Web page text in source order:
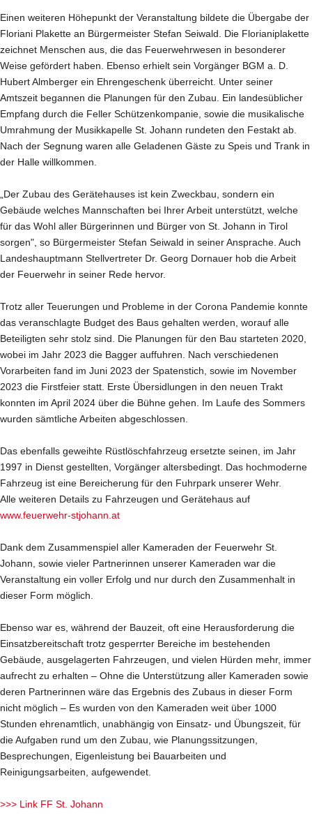
Einen weiteren Höhepunkt der Veranstaltung bildete die Übergabe der
Floriani Plakette an Bürgermeister Stefan Seiwald. Die Florianiplakette
zeichnet Menschen aus, die das Feuerwehrwesen in besonderer
Weise gefördert haben. Ebenso erhielt sein Vorgänger BGM a. D.
Hubert Almberger ein Ehrengeschenk überreicht. Unter seiner
Amtszeit begannen die Planungen für den Zubau. Ein landesüblicher
Empfang durch die Feller Schützenkompanie, sowie die musikalische
Umrahmung der Musikkapelle St. Johann rundeten den Festakt ab.
Nach der Segnung waren alle Geladenen Gäste zu Speis und Trank in
der Halle willkommen.
„Der Zubau des Gerätehauses ist kein Zweckbau, sondern ein
Gebäude welches Mannschaften bei Ihrer Arbeit unterstützt, welche
für das Wohl aller Bürgerinnen und Bürger von St. Johann in Tirol
sorgen", so Bürgermeister Stefan Seiwald in seiner Ansprache. Auch
Landeshauptmann Stellvertreter Dr. Georg Dornauer hob die Arbeit
der Feuerwehr in seiner Rede hervor.
Trotz aller Teuerungen und Probleme in der Corona Pandemie konnte
das veranschlagte Budget des Baus gehalten werden, worauf alle
Beteiligten sehr stolz sind. Die Planungen für den Bau starteten 2020,
wobei im Jahr 2023 die Bagger auffuhren. Nach verschiedenen
Vorarbeiten fand im Juni 2023 der Spatenstich, sowie im November
2023 die Firstfeier statt. Erste Übersidlungen in den neuen Trakt
konnten im April 2024 über die Bühne gehen. Im Laufe des Sommers
wurden sämtliche Arbeiten abgeschlossen.
Das ebenfalls geweihte Rüstlöschfahrzeug ersetzte seinen, im Jahr
1997 in Dienst gestellten, Vorgänger altersbedingt. Das hochmoderne
Fahrzeug ist eine Bereicherung für den Fuhrpark unserer Wehr.
Alle weiteren Details zu Fahrzeugen und Gerätehaus auf
www.feuerwehr-stjohann.at
Dank dem Zusammenspiel aller Kameraden der Feuerwehr St.
Johann, sowie vieler Partnerinnen unserer Kameraden war die
Veranstaltung ein voller Erfolg und nur durch den Zusammenhalt in
dieser Form möglich.
Ebenso war es, während der Bauzeit, oft eine Herausforderung die
Einsatzbereitschaft trotz gesperrter Bereiche im bestehenden
Gebäude, ausgelagerten Fahrzeugen, und vielen Hürden mehr, immer
aufrecht zu erhalten – Ohne die Unterstützung aller Kameraden sowie
deren Partnerinnen wäre das Ergebnis des Zubaus in dieser Form
nicht möglich – Es wurden von den Kameraden weit über 1000
Stunden ehrenamtlich, unabhängig von Einsatz- und Übungszeit, für
die Aufgaben rund um den Zubau, wie Planungssitzungen,
Besprechungen, Eigenleistung bei Bauarbeiten und
Reinigungsarbeiten, aufgewendet.
>>> Link FF St. Johann